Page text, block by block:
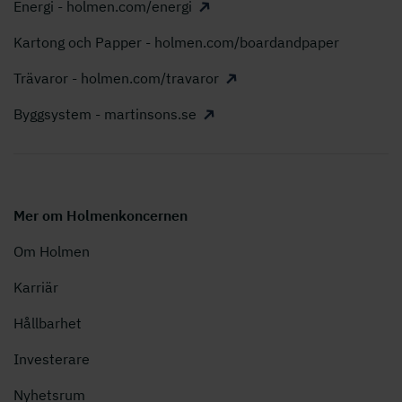
Energi - holmen.com/energi
Kartong och Papper - holmen.com/boardandpaper
Trävaror - holmen.com/travaror
Byggsystem - martinsons.se
Mer om Holmenkoncernen
Om Holmen
Karriär
Hållbarhet
Investerare
Nyhetsrum